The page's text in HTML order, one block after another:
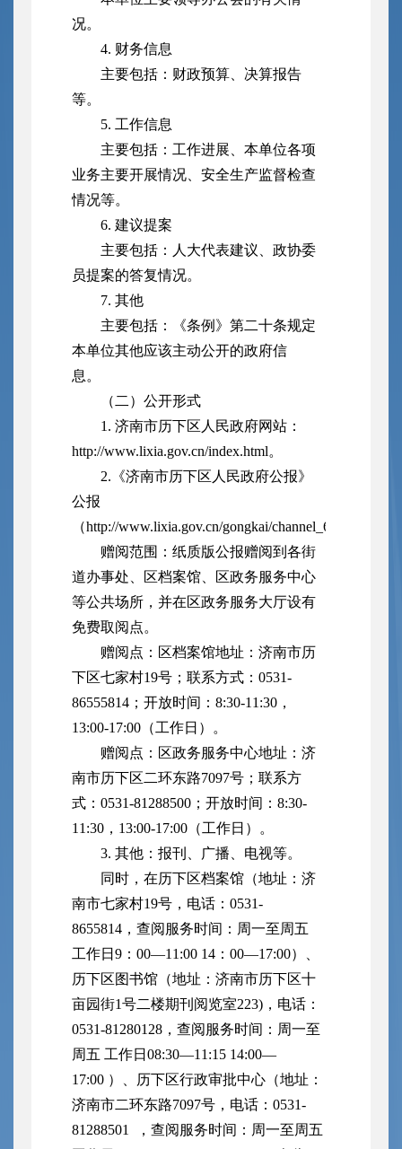
况。
4. 财务信息
主要包括：财政预算、决算报告
等。
5. 工作信息
主要包括：工作进展、本单位各项
业务主要开展情况、安全生产监督检查
情况等。
6. 建议提案
主要包括：人大代表建议、政协委
员提案的答复情况。
7. 其他
主要包括：《条例》第二十条规定
本单位其他应该主动公开的政府信
息。
（二）公开形式
1. 济南市历下区人民政府网站：
http://www.lixia.gov.cn/index.html。
2.《济南市历下区人民政府公报》
公报
（http://www.lixia.gov.cn/gongkai/
赠阅范围：纸质版公报赠阅到各街
道办事处、区档案馆、区政务服务中心
等公共场所，并在区政务服务大厅设有
免费取阅点。
赠阅点：区档案馆地址：济南市历
下区七家村19号；联系方式：0531-
86555814；开放时间：8:30-11:30，
13:00-17:00（工作日）。
赠阅点：区政务服务中心地址：济
南市历下区二环东路7097号；联系方
式：0531-81288500；开放时间：8:30-
11:30，13:00-17:00（工作日）。
3. 其他：报刊、广播、电视等。
同时，在历下区档案馆（地址：济
南市七家村19号，电话：0531-
8655814，查阅服务时间：周一至周五
工作日9：00—11:00 14：00—17:00）、
历下区图书馆（地址：济南市历下区十
亩园街1号二楼期刊阅览室223)，电话：
0531-81280128，查阅服务时间：周一至
周五 工作日08:30—11:15 14:00—
17:00 ）、历下区行政审批中心（地址：
济南市二环东路7097号，电话：0531-
81288501 ，查阅服务时间：周一至周五